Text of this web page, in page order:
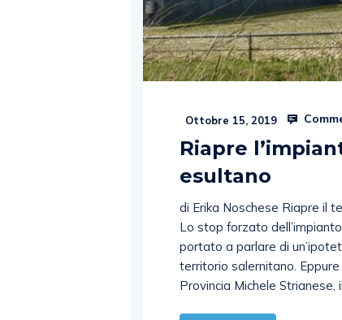
Ottobre 15, 2019
Riapre
esultano
di Erika Noschese Riapre il
Lo stop forzato
portato a parlare di
territorio salernitano.
Provincia Michele